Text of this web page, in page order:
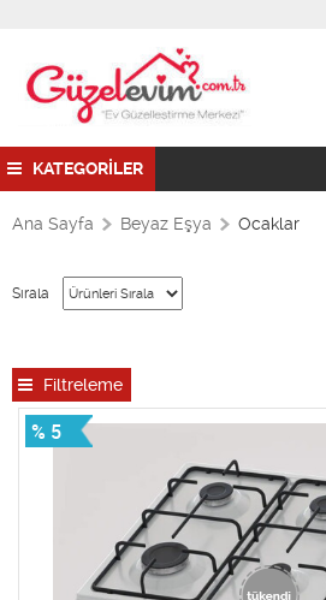
KATEGORİLER
Ana Sayfa Beyaz Eşya Ocaklar
Sırala
Filtreleme
% 5